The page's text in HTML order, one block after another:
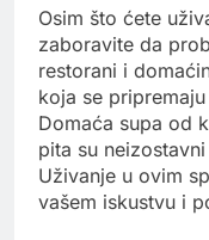
Osim što ćete
zaboravite da
restorani i
koja se
Domaća supa od
pita su
Uživanje u ovim
vašem iskustvu i